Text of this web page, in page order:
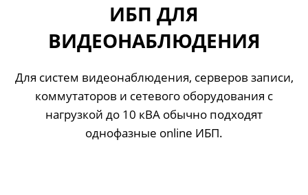
ИБП ДЛЯ
ВИДЕОНАБЛЮДЕНИЯ
Для систем видеонаблюдения, серверов записи,
коммутаторов и сетевого оборудования с
нагрузкой до 10 кВА обычно подходят
однофазные online ИБП.